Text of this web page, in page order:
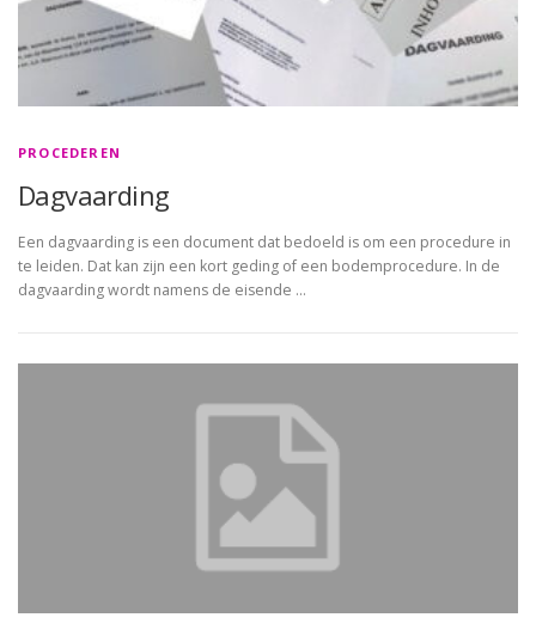
PROCEDEREN
Dagvaarding
Een dagvaarding is een document dat bedoeld is om een procedure in
te leiden. Dat kan zijn een kort geding of een bodemprocedure. In de
dagvaarding wordt namens de eisende …